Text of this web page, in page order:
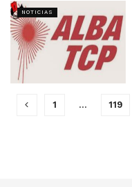
NOTICIAS
1 … 119